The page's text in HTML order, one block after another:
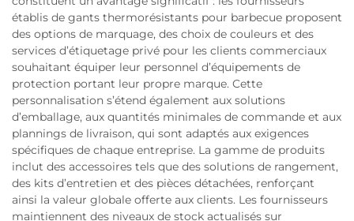
établis de gants thermorésistants pour barbecue proposent
des options de marquage, des choix de couleurs et des
services d’étiquetage privé pour les clients commerciaux
souhaitant équiper leur personnel d’équipements de
protection portant leur propre marque. Cette
personnalisation s’étend également aux solutions
d’emballage, aux quantités minimales de commande et aux
plannings de livraison, qui sont adaptés aux exigences
spécifiques de chaque entreprise. La gamme de produits
inclut des accessoires tels que des solutions de rangement,
des kits d’entretien et des pièces détachées, renforçant
ainsi la valeur globale offerte aux clients. Les fournisseurs
maintiennent des niveaux de stock actualisés sur